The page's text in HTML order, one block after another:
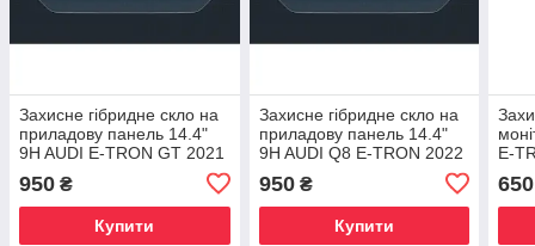
Захисне гібридне скло на
приладову панель 14.4"
9H AUDI E-TRON GT 2021
950 ₴
Купити
Захисне гібридне скло на
приладову панель 14.4"
9H AUDI Q8 E-TRON 2022
950₴
Купити
E-
650